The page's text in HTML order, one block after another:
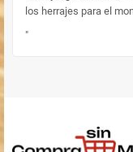
los herrajes para el
"